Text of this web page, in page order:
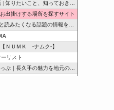
たいこと、知っておきたいこと…
出掛けする場所を探すサイト
たくなる話題の情報を随時発信！
ＮＵＭＫ -ナムク-】
リスト
久手の魅力を地元の人と訪れる人に